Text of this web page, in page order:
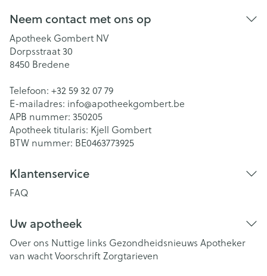
Neem contact met ons op
Apotheek Gombert NV
Dorpsstraat 30
8450 Bredene
Telefoon: +32 59 32 07 79
E-mailadres: info@apotheekgombert.be
APB nummer: 350205
Apotheek titularis: Kjell Gombert
BTW nummer: BE0463773925
Klantenservice
FAQ
Uw apotheek
Over ons Nuttige links Gezondheidsnieuws Apotheker
van wachtVoorschriftZorgtarieven